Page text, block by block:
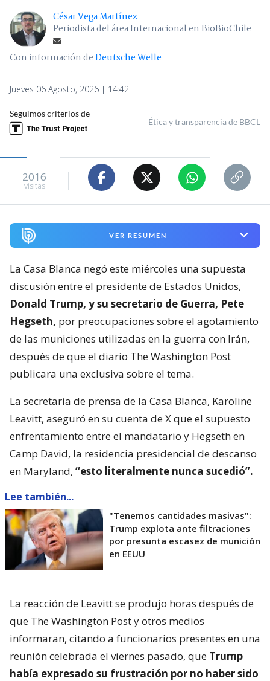
César Vega Martínez
Periodista del área Internacional en BioBioChile
Con información deDeutsche Welle
Jueves 06 Agosto, 2026 | 14:42
Seguimos criterios de
Ética y transparencia de BBCL
2016
visitas
VER RESUMEN
La Casa Blanca negó este miércoles una supuesta
discusión entre el presidente de Estados Unidos,
Donald Trump, y su secretario de Guerra, Pete
Hegseth, por preocupaciones sobre el agotamiento
de las municiones utilizadas en la guerra con Irán,
después de que el diario The Washington Post
publicara una exclusiva sobre el tema.
La secretaria de prensa de la Casa Blanca, Karoline
Leavitt, aseguró en su cuenta de X que el supuesto
enfrentamiento entre el mandatario y Hegseth en
Camp David, la residencia presidencial de descanso
en Maryland, “esto literalmente nunca sucedió”.
Lee también...
"Tenemos cantidades masivas":
Trump explota ante filtraciones
por presunta escasez de munición
en EEUU
La reacción de Leavitt se produjo horas después de
que The Washington Post y otros medios
informaran, citando a funcionarios presentes en una
reunión celebrada el viernes pasado, que Trump
había expresado su frustración por no haber sido